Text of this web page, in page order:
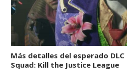
Más detalles del esperado
Squad: Kill the Justice League